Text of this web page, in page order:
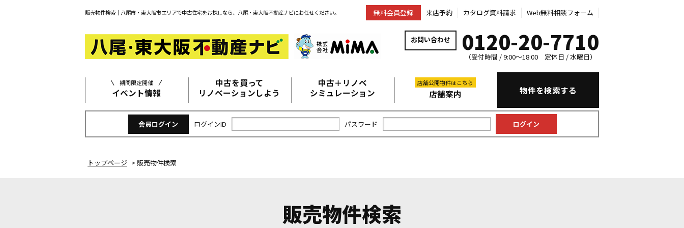
販売物件検索｜八尾市・東大阪市エリアで中古住宅をお探しなら、八尾・東大阪不動産ナビにお任せください。 無料会員登録 来店予約 カタログ資料請求 Web無料相談フォーム
お問い合わせ 0120-20-7710
（受付時間 / 9:00～18:00 定休日 / 水曜日）
期間限定開催
イベント情報
中古を買って
リノベーションしよう
中古＋リノベ
シミュレーション
店舗公開物件はこちら
店舗案内 物件を検索する
会員ログイン ログインID パスワード
トップページ > 販売物件検索
販売物件検索